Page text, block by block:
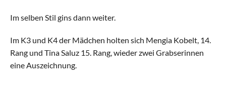
Einführungsriege
Kinderturnen Klein
Im selben Stil gins dann weiter.
Im K3 und K4 der Mädchen holten sich Mengia Kobelt, 14.
Rang und Tina Saluz 15. Rang, wieder zwei Grabserinnen
eine Auszeichnung.